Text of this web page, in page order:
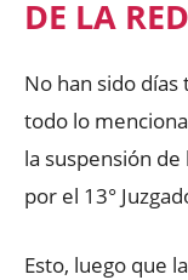
DE LA RED
No han sido días
todo lo
la suspensión de
por el 13°
Esto, luego que